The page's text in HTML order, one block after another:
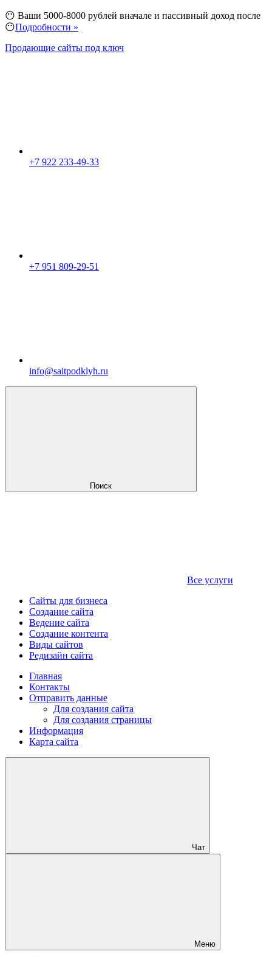
😶 Ваши 5000-8000 рублей вначале и пассивный доход после
😶Подробности »
Продающие сайты под ключ
+7 922 233-49-33
+7 951 809-29-51
info@saitpodklyh.ru
Поиск
Все услуги
Сайты для бизнеса
Создание сайта
Ведение сайта
Создание контента
Виды сайтов
Редизайн сайта
Главная
Контакты
Отправить данные
Для создания сайта
Для создания страницы
Информация
Карта сайта
Чат
Меню